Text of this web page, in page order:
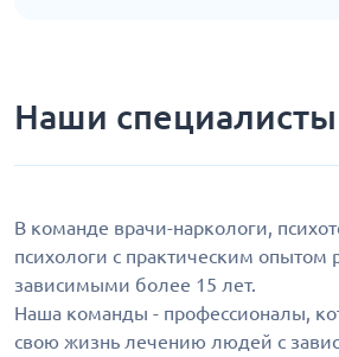
Наши специалисты
В команде врачи-наркологи,
психологи с практическим опытом
зависимыми более 15 лет.
Наша команды - профессионалы,
свою жизнь лечению людей с